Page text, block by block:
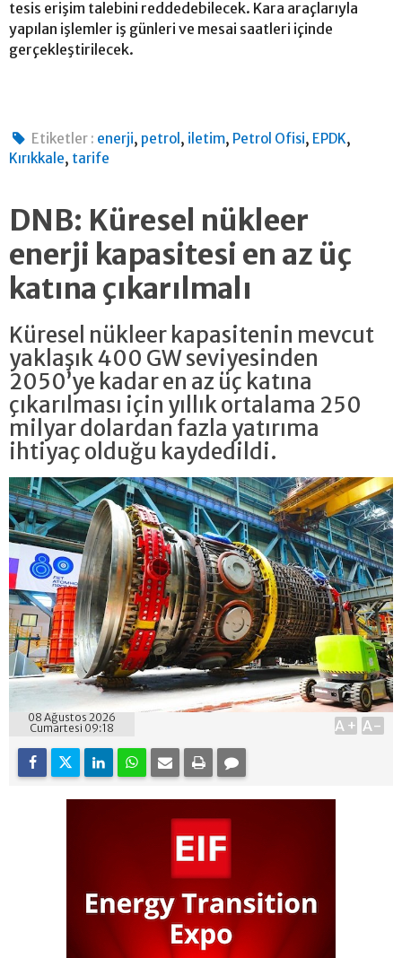
tesis erişim talebini reddedebilecek. Kara araçlarıyla
yapılan işlemler iş günleri ve mesai saatleri içinde
gerçekleştirilecek.
Etiketler : enerji, petrol , iletim, Petrol Ofisi, EPDK,
Kırıkkale, tarife
DNB: Küresel nükleer
enerji kapasitesi en az üç
katına çıkarılmalı
Küresel nükleer kapasitenin mevcut
yaklaşık 400 GW seviyesinden
2050’ye kadar en az üç katına
çıkarılması için yıllık ortalama 250
milyar dolardan fazla yatırıma
ihtiyaç olduğu kaydedildi.
08 Ağustos 2026
Cumartesi 09:18
A+ A-